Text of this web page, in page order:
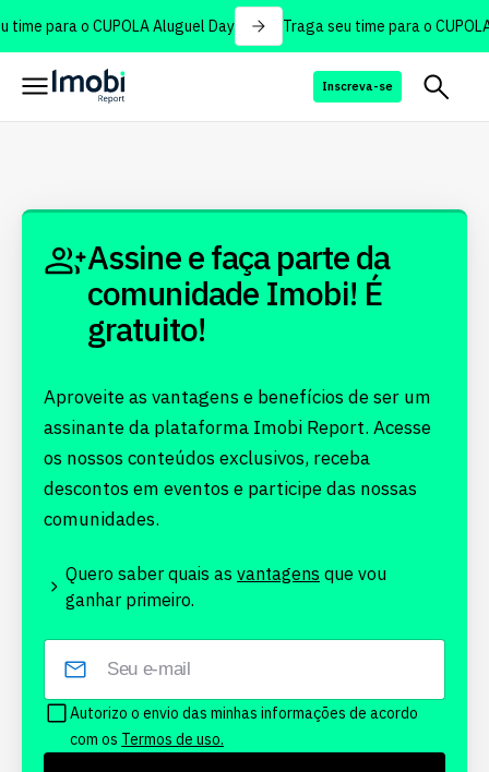
para o CUPOLA Aluguel Day Traga seu time para o
Inscreva-se
Assine e faça parte da
comunidade Imobi! É
gratuito!
Aproveite as vantagens e benefícios de ser um
assinante da plataforma Imobi Report. Acesse
os nossos conteúdos exclusivos, receba
descontos em eventos e participe das nossas
comunidades.
Quero saber quais as vantagens que vou
ganhar primeiro.
Autorizo o envio das minhas informações de acordo
com os Termos de uso.